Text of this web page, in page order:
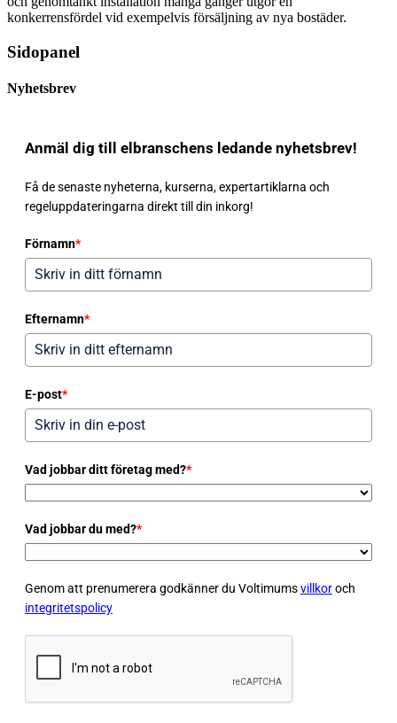
konkerrensfördel vid exempelvis försäljning av nya bostäder.
Sidopanel
Nyhetsbrev
Anmäl dig till elbranschens ledande nyhetsbrev!
Få de senaste nyheterna, kurserna, expertartiklarna och
regeluppdateringarna direkt till din inkorg!
Förnamn*
Efternamn*
E-post*
Vad jobbar ditt företag med?*
Vad jobbar du med?*
Genom att prenumerera godkänner du Voltimumsvillkoroch
integritetspolicy